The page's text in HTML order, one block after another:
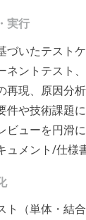
実行
づいたテスト
ネントテスト
再現、原因分
件や技術課題
ビューを円滑
ュメント/仕様
ト（単体・結